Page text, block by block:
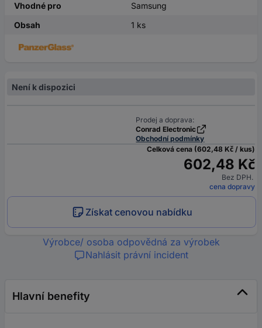
Vhodné pro
Samsung
Obsah
1 ks
Není k dispozici
Prodej a doprava:
Conrad Electronic
Obchodní podmínky
Celková cena (602,48 Kč / kus)
602,48 Kč
Bez DPH.
cena dopravy
Získat cenovou nabídku
Výrobce/ osoba odpovědná za výrobek
Nahlásit právní incident
Hlavní benefity